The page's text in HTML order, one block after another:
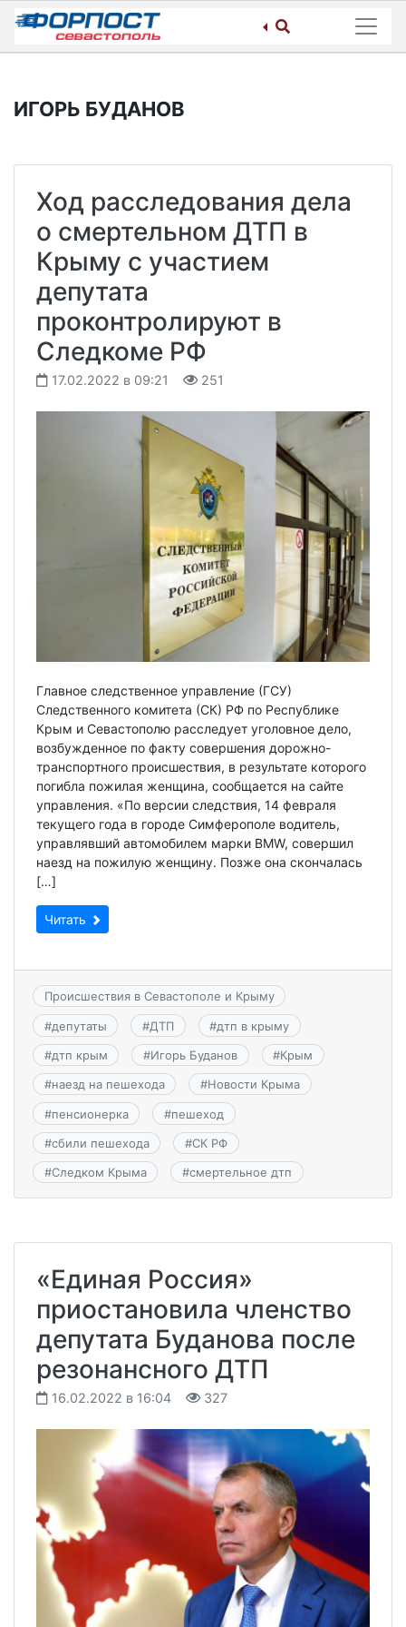
Skip
content
ИГОРЬ БУДАНОВ
Ход расследования дела
о смертельном ДТП в
Крыму с участием
депутата
проконтролируют в
Следкоме РФ
17.02.2022 в 09:21 251
Главное следственное управление (ГСУ)
Следственного комитета (СК) РФ по Республике
Крым и Севастополю расследует уголовное дело,
возбужденное по факту совершения дорожно-
транспортного происшествия, в результате которого
погибла пожилая женщина, сообщается на сайте
управления. «По версии следствия, 14 февраля
текущего года в городе Симферополе водитель,
управлявший автомобилем марки BMW, совершил
наезд на пожилую женщину. Позже она скончалась
[…]
Читать
Происшествия в Севастополе и Крыму
#депутаты #ДТП #дтп в крыму
#дтп крым #Игорь Буданов #Крым
#наезд на пешехода #Новости Крыма
#пенсионерка #пешеход
#сбили пешехода #СК РФ
#Следком Крыма #смертельное дтп
«Единая Россия»
приостановила членство
депутата Буданова после
резонансного ДТП
16.02.2022 в 16:04 327